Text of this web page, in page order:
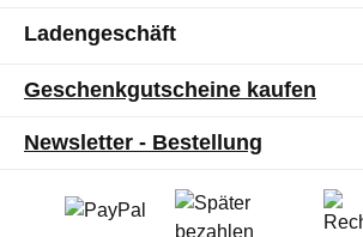
Ladengeschäft
Geschenkgutscheine kaufen
Newsletter - Bestellung